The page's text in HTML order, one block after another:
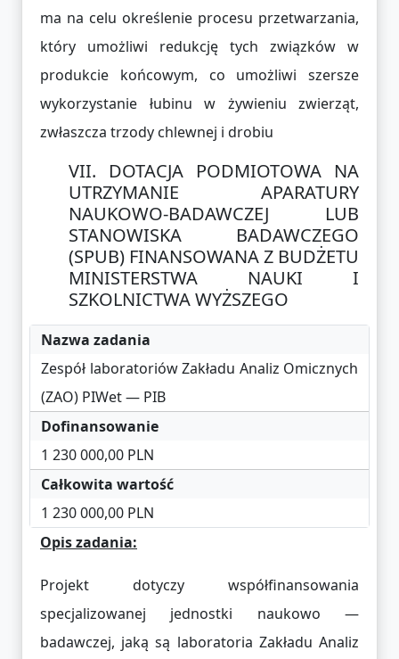
ma na celu określenie procesu przetwarzania,
który umożliwi redukcję tych związków w
produkcie końcowym, co umożliwi szersze
wykorzystanie łubinu w żywieniu zwierząt,
zwłaszcza trzody chlewnej i drobiu
DOTACJA PODMIOTOWA NA
UTRZYMANIE APARATURY
NAUKOWO-BADAWCZEJ LUB
STANOWISKA BADAWCZEGO
(SPUB) FINANSOWANA Z BUDŻETU
MINISTERSTWA NAUKI I
SZKOLNICTWA WYŻSZEGO
Nazwa zadania
Zespół laboratoriów Zakładu Analiz Omicznych
(ZAO) PIWet — PIB
Dofinansowanie
1 230 000,00 PLN
Całkowita wartość
1 230 000,00 PLN
Opis zadania:
Projekt dotyczy współfinansowania
specjalizowanej jednostki naukowo —
badawczej, jaką są laboratoria Zakładu Analiz